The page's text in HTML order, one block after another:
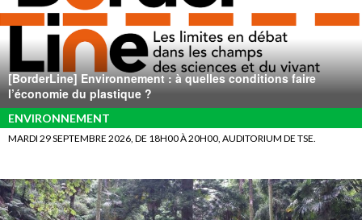
[BorderLine] Environnement : à quelles conditions faire
l’économie du plastique ?
ENVIRONNEMENT
MARDI 29 SEPTEMBRE 2026, DE 18H00 À 20H00, AUDITORIUM DE TSE.